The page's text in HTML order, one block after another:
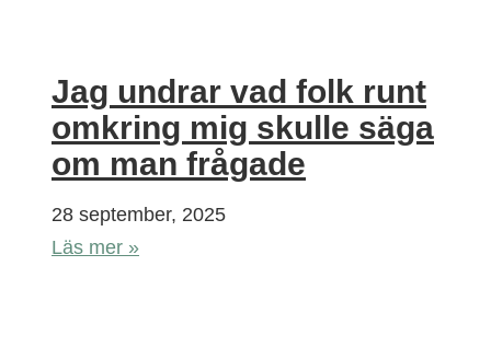
Jag undrar vad folk runt
omkring mig skulle säga
om man frågade
28 september, 2025
Läs mer »